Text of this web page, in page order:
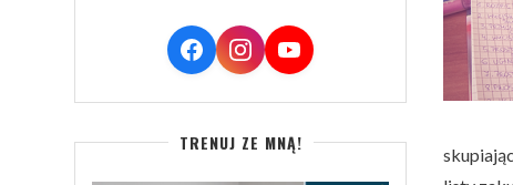
TRENUJ ZE MNĄ!